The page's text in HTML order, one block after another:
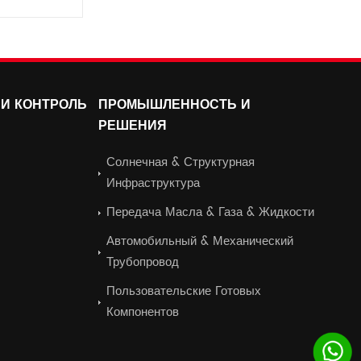
КОНТРОЛЬ
ПРОМЫШЛЕННОСТЬ И
РЕШЕНИЯ
Солнечная & Структурная
Инфраструктура
Передача Масла & Газа & Жидкости
Автомобильный & Механический
Трубопровод
Пользовательские Готовых
Компонентов